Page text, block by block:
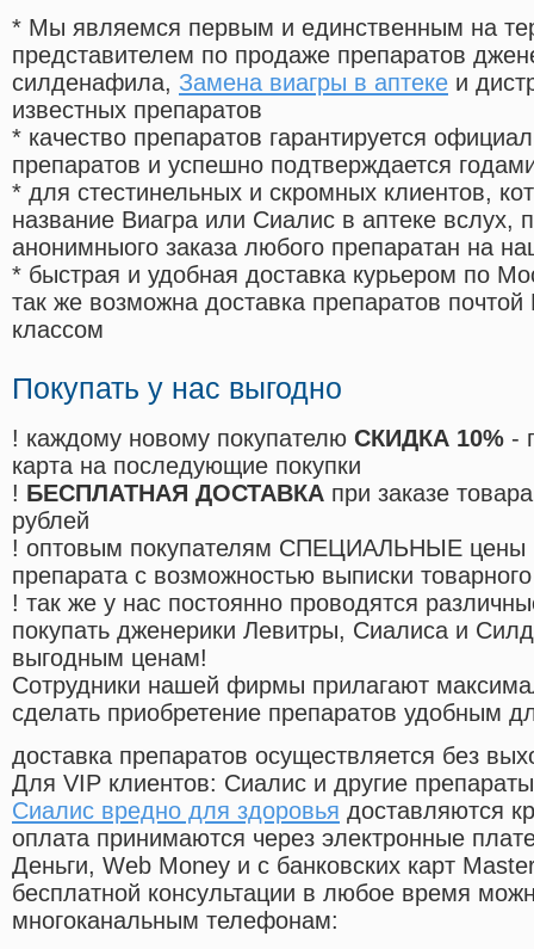
* Мы являемся первым и единственным на
представителем по продаже препаратов
силденафила, Замена виагры в аптеке и
известных препаратов
* качество препаратов гарантируется
препаратов и успешно подтверждается
* для стестинельных и скромных клиентов,
название Виагра или Сиалис в аптеке вслух,
анонимныого заказа любого препаратан на
* быстрая и удобная доставка курьером по
так же возможна доставка препаратов
классом
Покупать у нас выгодно
! каждому новому покупателю СКИДКА 10% -
карта на последующие покупки
! БЕСПЛАТНАЯ ДОСТАВКА при заказе
рублей
! оптовым покупателям СПЕЦИАЛЬНЫЕ цены
препарата с возможностью выписки
! так же у нас постоянно проводятся
покупать дженерики Левитры, Сиалиса и
выгодным ценам!
Cотрудники нашей фирмы прилагают
сделать приобретение препаратов удобным
доставка препаратов осуществляется без
Для VIP клиентов: Сиалис и другие
Сиалис вредно для здоровья доставляются
оплата принимаются через электронные
Деньги, Web Money и с банковских карт
бесплатной консультации в любое время
многоканальным телефонам: